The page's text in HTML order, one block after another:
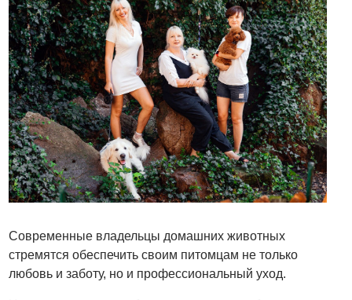
Современные владельцы домашних животных
стремятся обеспечить своим питомцам не только
любовь и заботу, но и профессиональный уход.